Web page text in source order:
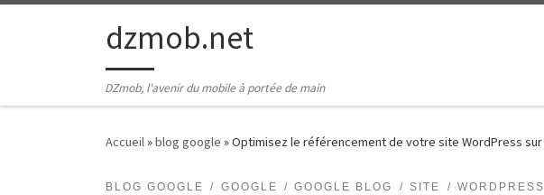
Passer au contenudzmob.net
DZmob, l'avenir du mobile à portée de main
Accueil»blog google »Optimisez le référencement de votre site WordPress sur
BLOG GOOGLE GOOGLE GOOGLE BLOG SITE WORDPRESS